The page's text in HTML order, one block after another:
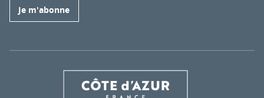
Je m'abonne